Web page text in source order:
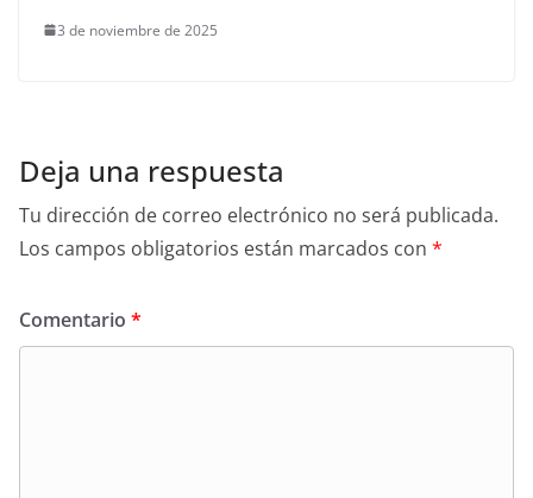
3 de noviembre de 2025
Deja una respuesta
Tu dirección de correo electrónico no será publicada.
Los campos obligatorios están marcados con *
Comentario *